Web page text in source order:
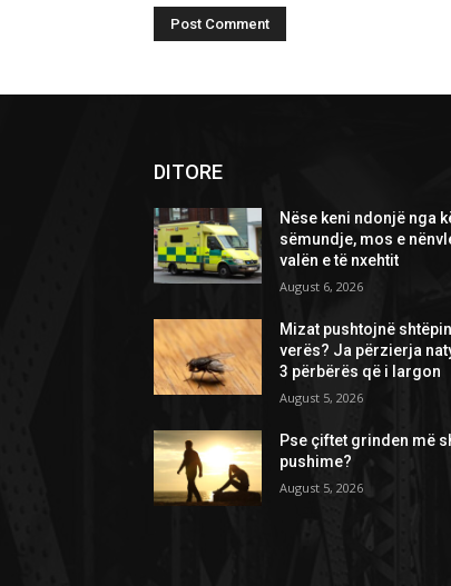
DITORE
Nëse keni ndonjë nga
sëmundje, mos e
valën e të nxehtit
August 6, 2026
Mizat pushtojnë
verës? Ja përzierja
3 përbërës që i largon
August 5, 2026
Pse çiftet grinden më
pushime?
August 5, 2026